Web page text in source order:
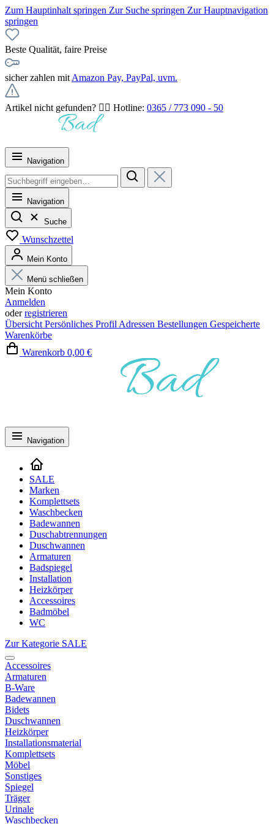
Zum Hauptinhalt springen Zur Suche springen Zur Hauptnavigation
springen
Beste Qualität, faire Preise
sicher zahlen mit Amazon Pay, PayPal, uvm.
Artikel nicht gefunden? 👉🏻 Hotline: 0365 / 773 090 - 50
Navigation
Navigation
Suche
Wunschzettel
Mein Konto
Menü schließen
Mein Konto
Anmelden
oderregistrieren
Übersicht Persönliches Profil Adressen Bestellungen Gespeicherte
Warenkörbe
Warenkorb 0,00 €
Navigation
SALE
Marken
Komplettsets
Waschbecken
Badewannen
Duschabtrennungen
Duschwannen
Armaturen
Badspiegel
Installation
Heizkörper
Accessoires
Badmöbel
WC
Zur Kategorie SALE
Accessoires
Armaturen
B-Ware
Badewannen
Bidets
Duschwannen
Heizkörper
Installationsmaterial
Komplettsets
Möbel
Sonstiges
Spiegel
Träger
Urinale
Waschbecken